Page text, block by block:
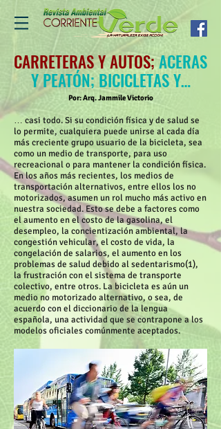
CARRETERAS Y AUTOS;ACERAS
Y PEATÓN; BICICLETAS Y…
Por: Arq. Jammile Victorio
… casi todo. Si su condición física y de salud se
lo permite, cualquiera puede unirse al cada día
más creciente grupo usuario de la bicicleta, sea
como un medio de transporte, para uso
recreacional o para mantener la condición física.
En los años más recientes, los medios de
transportación alternativos, entre ellos los no
motorizados, asumen un rol mucho más activo en
nuestra sociedad. Esto se debe a factores como
el aumento en el costo de la gasolina, el
desempleo, la concientización ambiental, la
congestión vehicular, el costo de vida, la
congelación de salarios, el aumento en los
problemas de salud debido al sedentarismo(1),
la frustración con el sistema de transporte
colectivo, entre otros. La bicicleta es aún un
medio no motorizado alternativo, o sea, de
acuerdo con el diccionario de la lengua
española, una actividad que se contrapone a los
modelos oficiales comúnmente aceptados.